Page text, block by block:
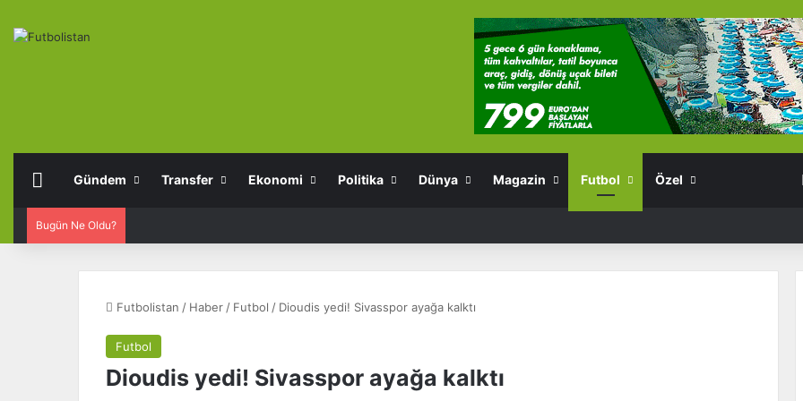
Anasayfa
Gündem Transfer Ekonomi Politika Dünya Magazin Futbol Özel
Bugün Ne Oldu?
Futbolistan / Haber / Futbol / Dioudis yedi! Sivasspor ayağa kalktı
Futbol
Dioudis yedi! Sivasspor ayağa kalktı